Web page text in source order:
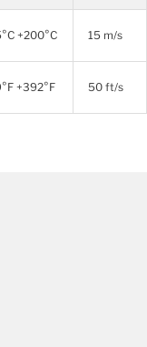
+200°C 15 m/s
+392°F 50 ft/s